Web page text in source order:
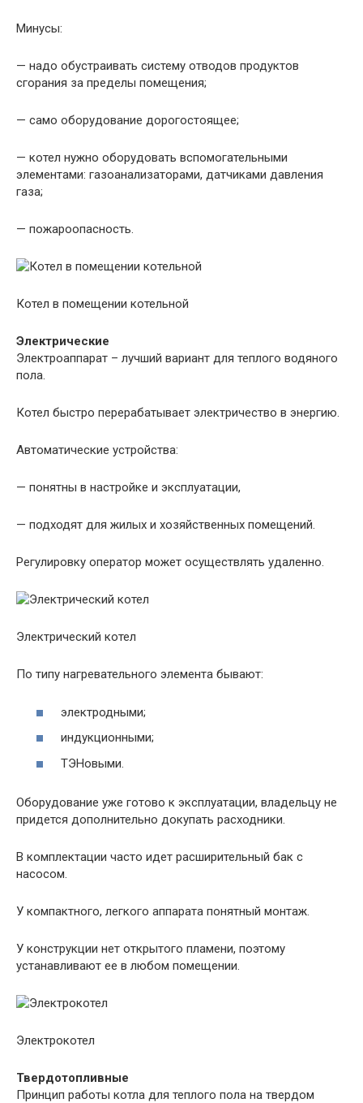
Минусы:
— надо обустраивать систему отводов продуктов
сгорания за пределы помещения;
— само оборудование дорогостоящее;
— котел нужно оборудовать вспомогательными
элементами: газоанализаторами, датчиками давления
газа;
— пожароопасность.
Котел в помещении котельной
Электрические
Электроаппарат – лучший вариант для теплого водяного
пола.
Котел быстро перерабатывает электричество в энергию.
Автоматические устройства:
— понятны в настройке и эксплуатации,
— подходят для жилых и хозяйственных помещений.
Регулировку оператор может осуществлять удаленно.
Электрический котел
По типу нагревательного элемента бывают:
электродными;
индукционными;
ТЭНовыми.
Оборудование уже готово к эксплуатации, владельцу не
придется дополнительно докупать расходники.
В комплектации часто идет расширительный бак с
насосом.
У компактного, легкого аппарата понятный монтаж.
У конструкции нет открытого пламени, поэтому
устанавливают ее в любом помещении.
Электрокотел
Твердотопливные
Принцип работы котла для теплого пола на твердом